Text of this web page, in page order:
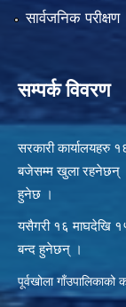
सार्वजनिक परीक्षण
सम्पर्क विवरण
सरकारी कार्यालयहरु
बजेसम्म खुला रहनेछन्
हुनेछ ।
यसैगरी १६ माघदेखि
बन्द हुनेछन् ।
पूर्वखोला गाँउपालिकाको